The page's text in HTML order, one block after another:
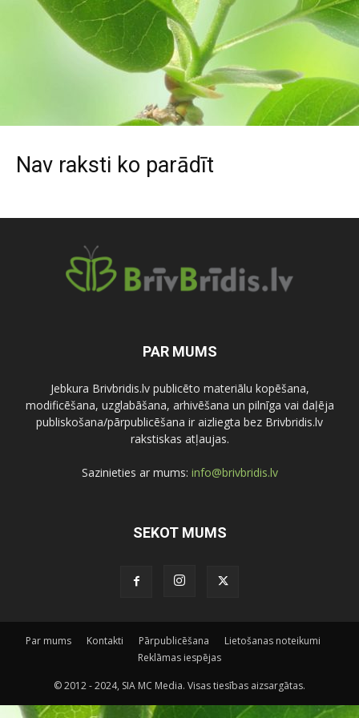
Nav raksti ko parādīt
PAR MUMS
Jebkura Brivbridis.lv publicēto materiālu kopēšana,
modificēšana, uzglabāšana, arhivēšana un pilnīga vai daļēja
publiskošana/pārpublicēšana ir aizliegta bez Brivbridis.lv
rakstiskas atļaujas.
Sazinieties ar mums: info@brivbridis.lv
SEKOT MUMS
Par mums Kontakti Pārpublicēšana
Lietošanas noteikumi
Reklāmas iespējas
© 2012 - 2024, SIA MC Media. Visas tiesības aizsargātas.